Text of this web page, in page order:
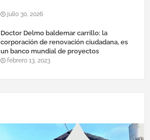
julio 30, 2026
Doctor Delmo baldemar carrillo: la
corporación de renovación ciudadana, es
un banco mundial de proyectos
febrero 13, 2023